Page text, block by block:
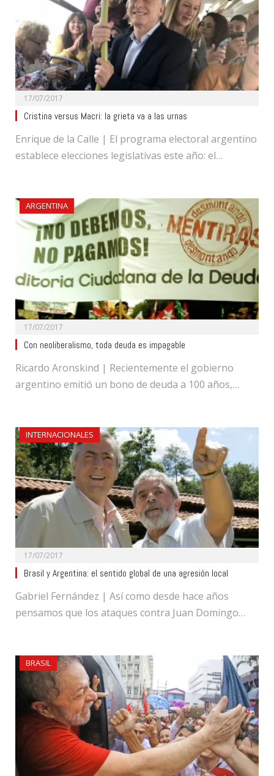
17/07/2017
Cristina versus Macri: la grieta va a las urnas
Enrique de la Calle | El programa electoral argentino
establece elecciones legislativas este año: el…
ARGENTINA
17/07/2017
Con neoliberalismo, toda deuda es impagable
Ricardo Aronskind | Recientemente el gobierno
argentino emitió un bono de deuda a 100 años,…
INTERNACIONALES
17/07/2017
Brasil y Argentina: el sentido global de una agresión local
Gabriel Fernández | Así como desde hace años
pensamos que los ataques contra Juan Domingo…
BRASIL